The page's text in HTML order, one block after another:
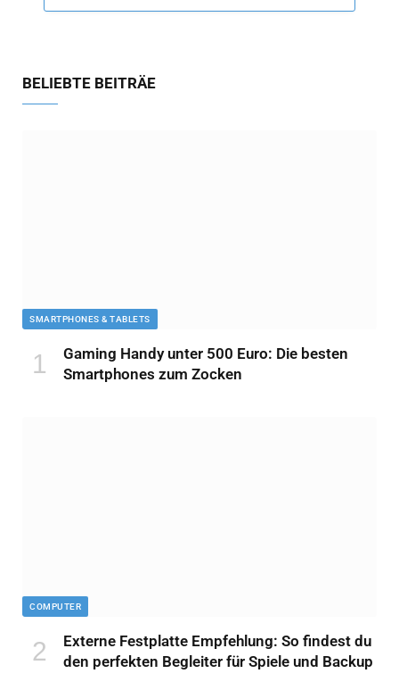
BELIEBTE BEITRÄE
SMARTPHONES & TABLETS
Gaming Handy unter 500 Euro: Die besten
Smartphones zum Zocken
COMPUTER
Externe Festplatte Empfehlung: So findest du
den perfekten Begleiter für Spiele und Backup